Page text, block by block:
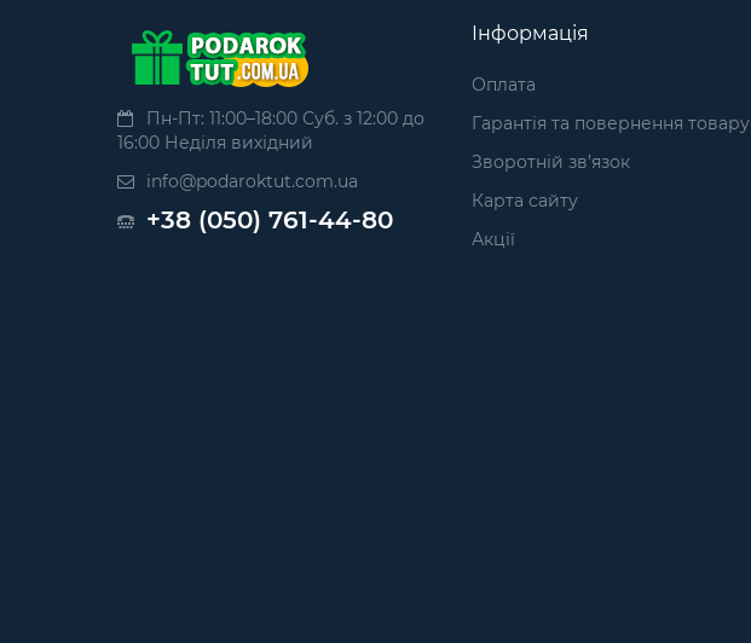
Пн-Пт: 11:00–18:00 Суб. з 12:00 до
16:00 Неділя вихідний
info@podaroktut.com.ua
+38 (050) 761-44-80
Інформація
Оплата
Гарантія та повернення товару
Зворотній зв’язок
Карта сайту
Акції